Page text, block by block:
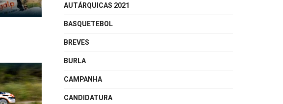
AUTÁRQUICAS 2021
BASQUETEBOL
BREVES
BURLA
CAMPANHA
CANDIDATURA